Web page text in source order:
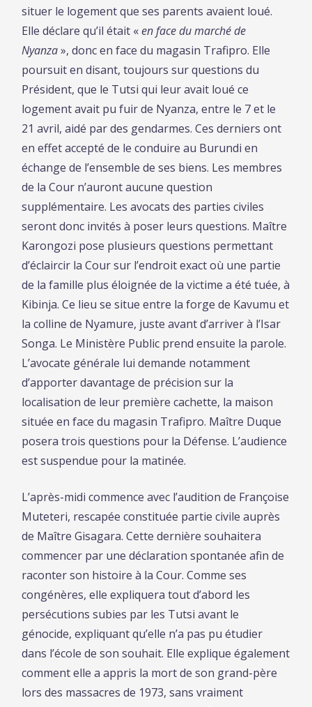
situer le logement que ses parents avaient loué.
Elle déclare qu’il était «en face du marché de
Nyanza», donc en face du magasin Trafipro. Elle
poursuit en disant, toujours sur questions du
Président, que le Tutsi qui leur avait loué ce
logement avait pu fuir de Nyanza, entre le 7 et le
21 avril, aidé par des gendarmes. Ces derniers ont
en effet accepté de le conduire au Burundi en
échange de l’ensemble de ses biens. Les membres
de la Cour n’auront aucune question
supplémentaire. Les avocats des parties civiles
seront donc invités à poser leurs questions. Maître
Karongozi pose plusieurs questions permettant
d’éclaircir la Cour sur l’endroit exact où une partie
de la famille plus éloignée de la victime a été tuée, à
Kibinja. Ce lieu se situe entre la forge de Kavumu et
la colline de Nyamure, juste avant d’arriver à l’Isar
Songa. Le Ministère Public prend ensuite la parole.
L’avocate générale lui demande notamment
d’apporter davantage de précision sur la
localisation de leur première cachette, la maison
située en face du magasin Trafipro. Maître Duque
posera trois questions pour la Défense. L’audience
est suspendue pour la matinée.
L’après-midi commence avec l’audition de Françoise
Muteteri, rescapée constituée partie civile auprès
de Maître Gisagara. Cette dernière souhaitera
commencer par une déclaration spontanée afin de
raconter son histoire à la Cour. Comme ses
congénères, elle expliquera tout d’abord les
persécutions subies par les Tutsi avant le
génocide, expliquant qu’elle n’a pas pu étudier
dans l’école de son souhait. Elle explique également
comment elle a appris la mort de son grand-père
lors des massacres de 1973, sans vraiment